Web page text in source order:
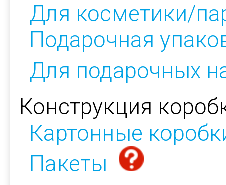
Для косметики/
Подарочная
Для подарочных
Конструкция
Картонные
Пакеты